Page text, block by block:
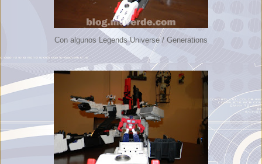
Con algunos Legends Universe / Generations